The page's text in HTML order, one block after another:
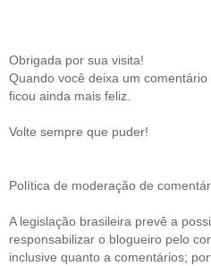
Obrigada por sua visita!
Quando você deixa um comentário
ficou ainda mais feliz.
Volte sempre que puder!
Política de moderação de
A legislação brasileira prevê a
responsabilizar o blogueiro pelo
inclusive quanto a comentários;